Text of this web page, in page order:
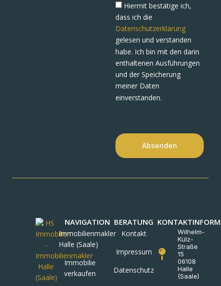
Hiermit bestätige ich,
dass ich die
Datenschutzerklärung
gelesen und verstanden
habe. Ich bin mit den darin
enthaltenen Ausführungen
und der Speicherung
meiner Daten
einverstanden.
Absenden
NAVIGATION
Immobilienmakler
Halle (Saale)
Immobilie
verkaufen
BERATUNG
Kontakt
Impressum
Datenschutz
Wilhelm-
Külz-
Straße
15
06108
Halle
(Saale)